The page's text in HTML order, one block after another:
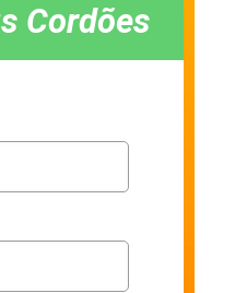
Cordões